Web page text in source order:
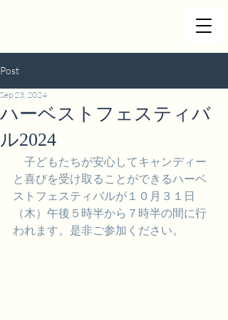
Post
ハーベストフェスティバ
ル2024
Sep 23, 2024
子どもたちが安心してキャンディー
と喜びを受け取ることができるハーベ
ストフェスティバルが１０月３１日
（木）午後５時半から７時半の間に行
われます。是非ご参加ください。